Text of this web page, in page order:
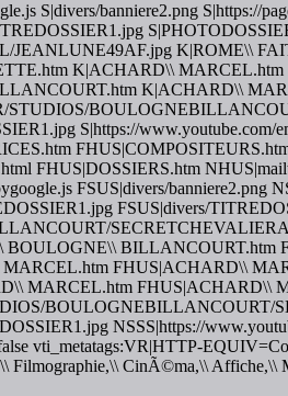
S|divers/banniere2.png
JEANLUNE49AF.jpg K|ROME\\
K|ACHARD\\
K|ACHARD\\
STUDIOS/
S|https://www.youtube.com/
FHUS|DOSSIERS.htm
FSUS|divers/
FSUS|divers/
BOULOGNE\\
FHUS|ACHARD\\
MARCEL.htm
NSSS|https://
vti_metatags:VR|HTTP-
CinÃ©ma,\\ Affiche,\\